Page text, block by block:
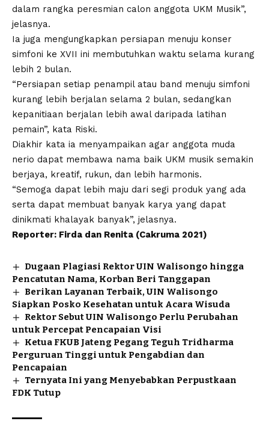
dalam rangka peresmian calon anggota UKM Musik”,
jelasnya.
Ia juga mengungkapkan persiapan menuju konser
simfoni ke XVII ini membutuhkan waktu selama kurang
lebih 2 bulan.
“Persiapan setiap penampil atau band menuju simfoni
kurang lebih berjalan selama 2 bulan, sedangkan
kepanitiaan berjalan lebih awal daripada latihan
pemain”, kata Riski.
Diakhir kata ia menyampaikan agar anggota muda
nerio dapat membawa nama baik UKM musik semakin
berjaya, kreatif, rukun, dan lebih harmonis.
“Semoga dapat lebih maju dari segi produk yang ada
serta dapat membuat banyak karya yang dapat
dinikmati khalayak banyak”, jelasnya.
Reporter: Firda dan Renita (Cakruma 2021)
Dugaan Plagiasi Rektor UIN Walisongo hingga
Pencatutan Nama, Korban Beri Tanggapan
Berikan Layanan Terbaik, UIN Walisongo
Siapkan Posko Kesehatan untuk Acara Wisuda
Rektor Sebut UIN Walisongo Perlu Perubahan
untuk Percepat Pencapaian Visi
Ketua FKUB Jateng Pegang Teguh Tridharma
Perguruan Tinggi untuk Pengabdian dan
Pencapaian
Ternyata Ini yang Menyebabkan Perpustkaan
FDK Tutup